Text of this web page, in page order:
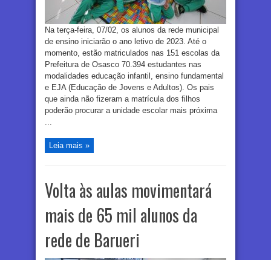
Na terça-feira, 07/02, os alunos da rede municipal
de ensino iniciarão o ano letivo de 2023. Até o
momento, estão matriculados nas 151 escolas da
Prefeitura de Osasco 70.394 estudantes nas
modalidades educação infantil, ensino fundamental
e EJA (Educação de Jovens e Adultos). Os pais
que ainda não fizeram a matrícula dos filhos
poderão procurar a unidade escolar mais próxima
...
Leia mais »
Volta às aulas movimentará
mais de 65 mil alunos da
rede de Barueri